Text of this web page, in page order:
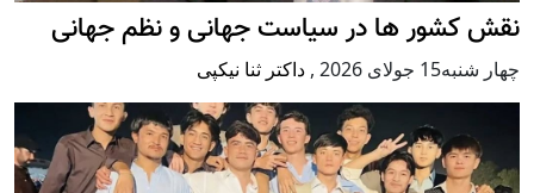
نقش کشور ها در سیاست جهانی و نظم جهانی
چهار شنبه15 جولای 2026 , داکتر ثنا نیکپی